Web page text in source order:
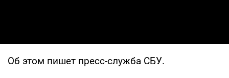
Об этом пишет пресс-служба СБУ.